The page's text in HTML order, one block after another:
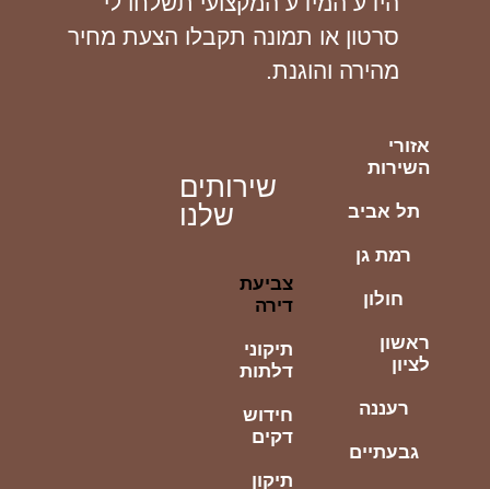
סרטון או תמונה תקבלו הצעת מחיר
מהירה והוגנת.
אזורי
השירות
תל אביב
רמת גן
חולון
ראשון
לציון
רעננה
גבעתיים
שירותים
שלנו
צביעת
דירה
תיקוני
דלתות
חידוש
דקים
תיקון